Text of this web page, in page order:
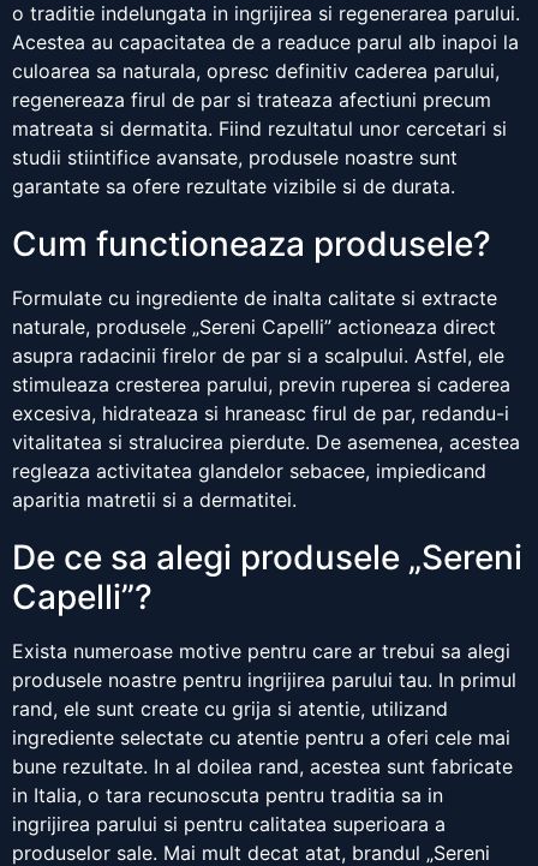
o traditie indelungata in ingrijirea si regenerarea parului.
Acestea au capacitatea de a readuce parul alb inapoi la
culoarea sa naturala, opresc definitiv caderea parului,
regenereaza firul de par si trateaza afectiuni precum
matreata si dermatita. Fiind rezultatul unor cercetari si
studii stiintifice avansate, produsele noastre sunt
garantate sa ofere rezultate vizibile si de durata.
Cum functioneaza produsele?
Formulate cu ingrediente de inalta calitate si extracte
naturale, produsele „Sereni Capelli” actioneaza direct
asupra radacinii firelor de par si a scalpului. Astfel, ele
stimuleaza cresterea parului, previn ruperea si caderea
excesiva, hidrateaza si hraneasc firul de par, redandu-i
vitalitatea si stralucirea pierdute. De asemenea, acestea
regleaza activitatea glandelor sebacee, impiedicand
aparitia matretii si a dermatitei.
De ce sa alegi produsele „Sereni
Capelli”?
Exista numeroase motive pentru care ar trebui sa alegi
produsele noastre pentru ingrijirea parului tau. In primul
rand, ele sunt create cu grija si atentie, utilizand
ingrediente selectate cu atentie pentru a oferi cele mai
bune rezultate. In al doilea rand, acestea sunt fabricate
in Italia, o tara recunoscuta pentru traditia sa in
ingrijirea parului si pentru calitatea superioara a
produselor sale. Mai mult decat atat, brandul „Sereni